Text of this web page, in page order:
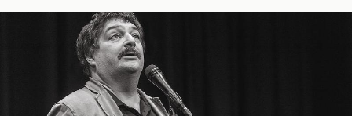
интеллигентная, довольно культурная попса
(хотя это нельзя назвать попсой). Вот ушел со
сцены Валерий Леонтьев. Сделал такое…